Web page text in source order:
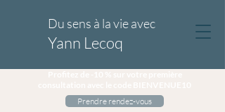
Du sens à la vie avec
Yann Lecoq
Prendre rendez-vous